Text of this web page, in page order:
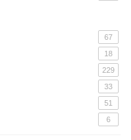
67
18
229
33
51
6